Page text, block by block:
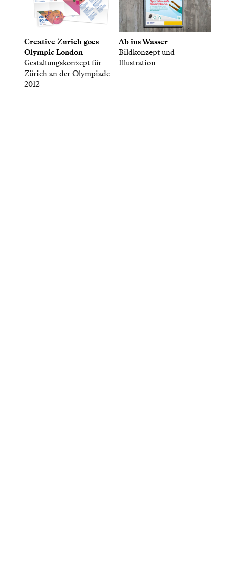
Creative Zurich goes
Olympic London
Gestaltungskonzept für
Zürich an der Olympiade
2012
Ab ins Wasser
Bildkonzept und
Illustration